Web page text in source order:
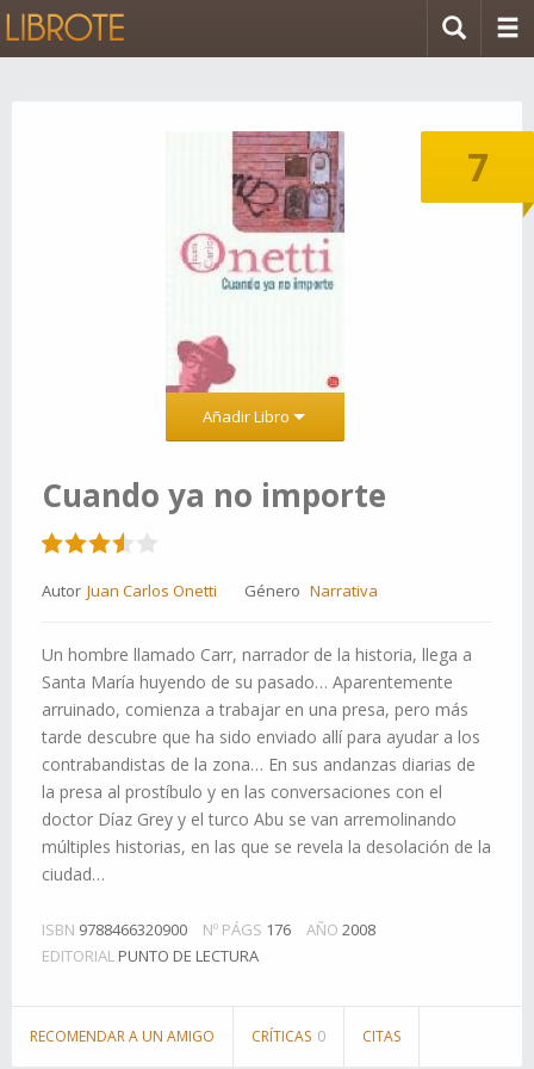
7
Añadir Libro
Cuando ya no importe
Autor Juan Carlos Onetti Género Narrativa
Un hombre llamado Carr, narrador de la historia, llega a
Santa María huyendo de su pasado… Aparentemente
arruinado, comienza a trabajar en una presa, pero más
tarde descubre que ha sido enviado allí para ayudar a los
contrabandistas de la zona… En sus andanzas diarias de
la presa al prostíbulo y en las conversaciones con el
doctor Díaz Grey y el turco Abu se van arremolinando
múltiples historias, en las que se revela la desolación de la
ciudad…
ISBN 9788466320900 Nº PÁGS 176 AÑO 2008
EDITORIAL PUNTO DE LECTURA
RECOMENDAR A UN AMIGO CRÍTICAS 0 CITAS